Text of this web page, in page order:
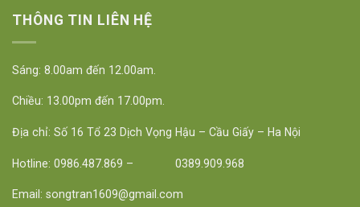
THÔNG TIN LIÊN HỆ
Sáng: 8.00am đến 12.00am.
Chiều: 13.00pm đến 17.00pm.
Địa chỉ: Số 16 Tổ 23 Dịch Vọng Hậu – Cầu Giấy – Ha Nội
Hotline: 0986.487.869 – 0389.909.968
Email: songtran1609@gmail.com